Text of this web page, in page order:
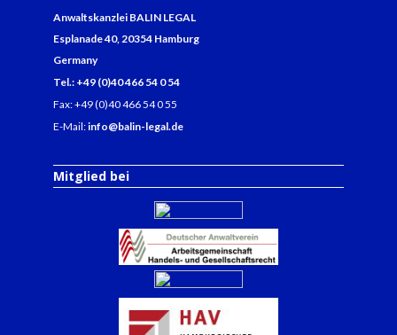
Anwaltskanzlei BALIN LEGAL
Esplanade 40, 20354 Hamburg
Germany
Tel.: +49 (0)40 466 54 0 54
Fax: +49 (0)40 466 54 0 55
E-Mail:info@balin-legal.de
Mitglied bei